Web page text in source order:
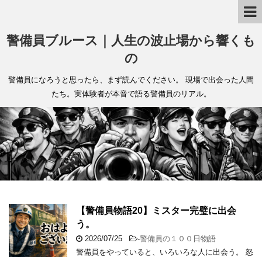
警備員ブルース｜人生の波止場から響くも
の
警備員になろうと思ったら、まず読んでください。 現場で出会った人間
たち。実体験者が本音で語る警備員のリアル。
【警備員物語20】ミスター完璧に出会
う。
2026/07/25 -警備員の１００日物語
警備員をやっていると、いろいろな人に出会う。 怒